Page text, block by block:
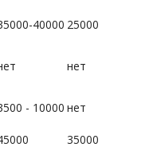
40000 25000
нет
- 10000 нет
35000